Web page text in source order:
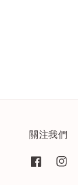
關注我們